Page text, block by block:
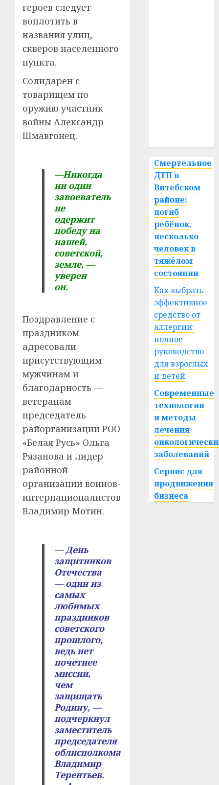
героев следует
воплотить в
названия улиц,
скверов населенного
пункта.
Солидарен с
товарищем по
оружию участник
войны Александр
Шмавгонец.
—Никогда
ни один
завоеватель
не
одержит
победу на
нашей,
советской,
земле, —
уверен
он.
Поздравление с
праздником
адресовали
присутствующим
мужчинам и
благодарность —
ветеранам
председатель
райорганизации РОО
«Белая Русь» Ольга
Рязанова и лидер
районной
организации воинов-
интернационалистов
Владимир Мотин.
— День
защитников
Отечества
— один из
самых
любимых
праздников
советского
прошлого,
ведь нет
почетнее
миссии,
чем
защищать
Родину, —
подчеркнул
заместитель
председателя
облисполкома
Владимир
Терентьев.
Смертельное
ДТП в
Витебском
районе:
погиб
ребёнок,
несколько
человек в
тяжёлом
состоянии
Как выбрать
эффективное
средство от
аллергии:
полное
руководство
для взрослых
и детей
Современные
технологии
и методы
лечения
заболеваний
Сервис для
продвижения
бизнеса